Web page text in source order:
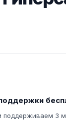
поддерживаем 3